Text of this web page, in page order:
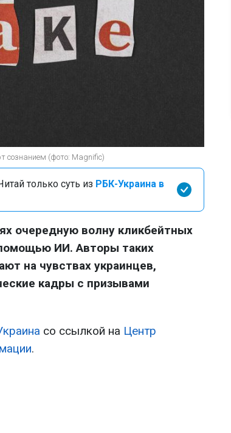
сознанием (фото: Magnific)
только суть из РБК-Украина в
очередную волну кликбейтных
ИИ. Авторы таких
на чувствах украинцев,
кадры с призывами
со ссылкой на Центр
.